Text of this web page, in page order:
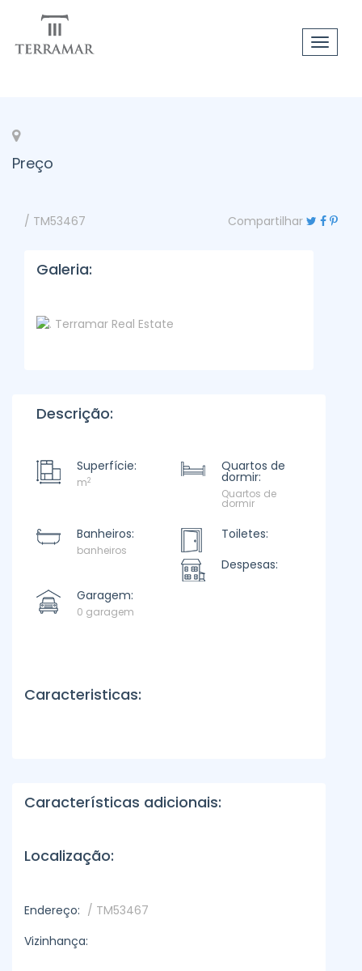
Toggle
Preço
/ TM53467 Compartilhar
Galeria:
Descrição:
Superfície:
m2
Quartos de
dormir:
Quartos de
dormir
Banheiros:
banheiros
Toiletes:
Despesas:
Garagem:
0 garagem
Caracteristicas:
Características adicionais:
Localização:
Endereço: / TM53467
Vizinhança: